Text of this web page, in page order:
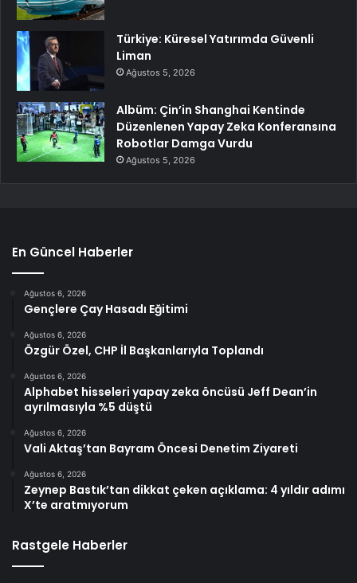
Türkiye: Küresel Yatırımda Güvenli
Liman
Ağustos 5, 2026
Albüm: Çin’in Shanghai Kentinde
Düzenlenen Yapay Zeka Konferansına
Robotlar Damga Vurdu
Ağustos 5, 2026
En Güncel Haberler
Ağustos 6, 2026
Gençlere Çay Hasadı Eğitimi
Ağustos 6, 2026
Özgür Özel, CHP İl Başkanlarıyla Toplandı
Ağustos 6, 2026
Alphabet hisseleri yapay zeka öncüsü Jeff Dean’in
ayrılmasıyla %5 düştü
Ağustos 6, 2026
Vali Aktaş’tan Bayram Öncesi Denetim Ziyareti
Ağustos 6, 2026
Zeynep Bastık’tan dikkat çeken açıklama: 4 yıldır adımı
X’te aratmıyorum
Rastgele Haberler